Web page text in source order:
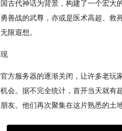
古代神话为背景，构建了一个宏
善战的武尊，亦或是医术高超、
限遐想。
方服务器的逐渐关闭，让许多老
会。据不完全统计，首开当天就有
友。他们再次聚集在这片熟悉的土